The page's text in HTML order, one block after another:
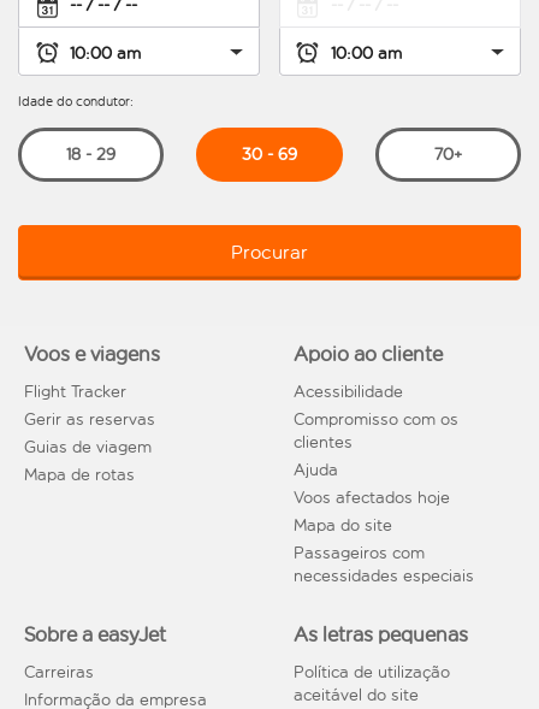
Idade do condutor:
18 - 29 30 - 69 70+
Procurar
Voos e viagens
Flight Tracker
Gerir as reservas
Guias de viagem
Mapa de rotas
Apoio ao cliente
Acessibilidade
Compromisso com os
clientes
Ajuda
Voos afectados hoje
Mapa do site
Passageiros com
necessidades especiais
Sobre a easyJet
Carreiras
Informação da empresa
As letras pequenas
Política de utilização
aceitável do site